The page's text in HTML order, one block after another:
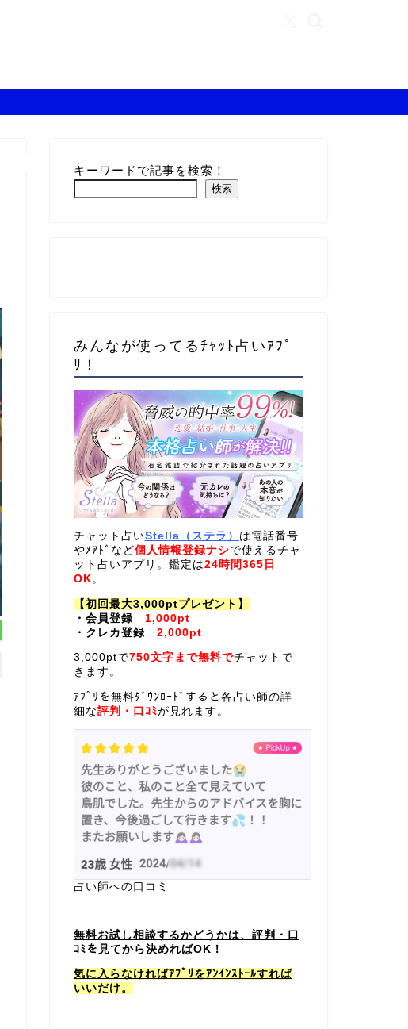
キーワードで記事を検索！
検索
みんなが使ってるﾁｬｯﾄ占いｱﾌﾟ
ﾘ！
チャット占いStella（ステラ） は電話番号
やﾒｱﾄﾞなど個人情報登録ナシで使えるチャ
ット占いアプリ。鑑定は24時間365日
OK 。
【初回最大3,000ptプレゼント】
・会員登録 1,000pt
・クレカ登録 2,000pt
3,000ptで750文字まで無料でチャットで
きます。
ｱﾌﾟﾘを無料ﾀﾞｳﾝﾛｰﾄﾞすると各占い師の詳
細な評判・口ｺﾐが見れます。
占い師への口コミ
無料お試し相談するかどうかは、評判・口
ｺﾐを見てから決めればOK！
気に入らなければｱﾌﾟﾘをｱﾝｲﾝｽﾄｰﾙすれば
いいだけ。